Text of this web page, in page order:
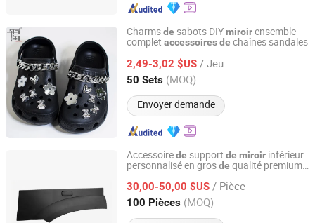
Charmsde sabots DIYmiroirensemble
complet accessoiresde chaînes sandales
2,49-3,02 $US / Jeu
50 Sets (MOQ)
Envoyer demande
Quanzhou Gushi Technology Co., Ltd.
Fujian, China Depuis 2025
Accessoirede support de miroir inférieur
personnalisé en grosde qualité premium
30,00-50,00 $US / Pièce
100 Pièces (MOQ)
Liangshan Ruisheng Trailer Accessories Co., Ltd.
Shandong, China Depuis 2025